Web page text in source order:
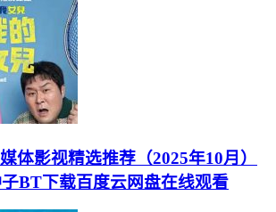
体影视精选推荐（2025年10月）
BT下载百度云网盘在线观看